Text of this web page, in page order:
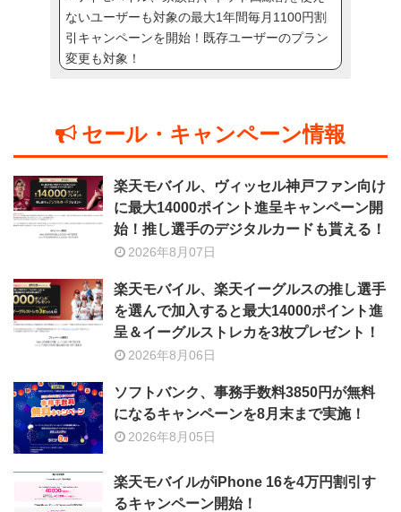
ないユーザーも対象の最大1年間毎月1100円割
引キャンペーンを開始！既存ユーザーのプラン
変更も対象！
セール・キャンペーン情報
楽天モバイル、ヴィッセル神戸ファン向け
に最大14000ポイント進呈キャンペーン開
始！推し選手のデジタルカードも貰える！
2026年8月07日
楽天モバイル、楽天イーグルスの推し選手
を選んで加入すると最大14000ポイント進
呈＆イーグルストレカを3枚プレゼント！
2026年8月06日
ソフトバンク、事務手数料3850円が無料
になるキャンペーンを8月末まで実施！
2026年8月05日
楽天モバイルがiPhone 16を4万円割引す
るキャンペーン開始！